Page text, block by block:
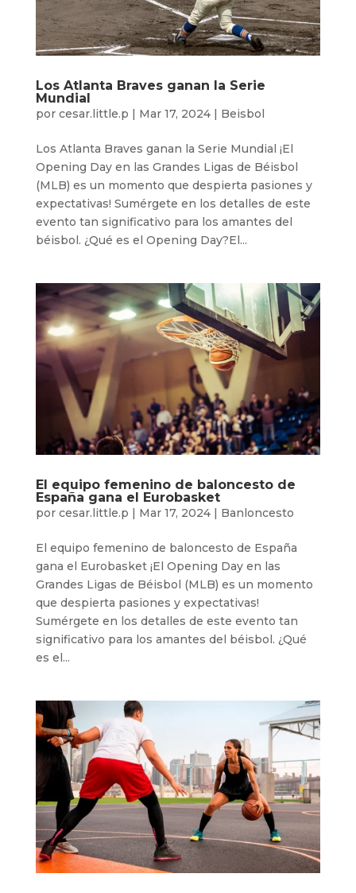
Los Atlanta Braves ganan la Serie
Mundial
por cesar.little.p | Mar 17, 2024| Beisbol
Los Atlanta Braves ganan la Serie Mundial ¡El
Opening Day en las Grandes Ligas de Béisbol
(MLB) es un momento que despierta pasiones y
expectativas! Sumérgete en los detalles de este
evento tan significativo para los amantes del
béisbol. ¿Qué es el Opening Day?El...
El equipo femenino de baloncesto de
España gana el Eurobasket
por cesar.little.p | Mar 17, 2024| Banloncesto
El equipo femenino de baloncesto de España
gana el Eurobasket ¡El Opening Day en las
Grandes Ligas de Béisbol (MLB) es un momento
que despierta pasiones y expectativas!
Sumérgete en los detalles de este evento tan
significativo para los amantes del béisbol. ¿Qué
es el...